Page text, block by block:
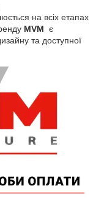
на всіх етапах
MVM є
та доступної